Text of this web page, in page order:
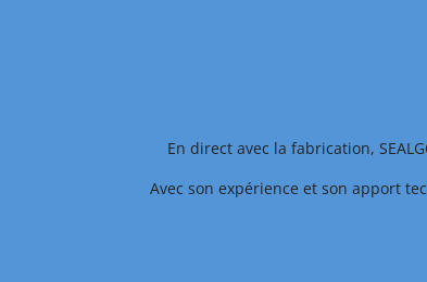
En direct avec la fabrication,
Avec son expérience et son apport